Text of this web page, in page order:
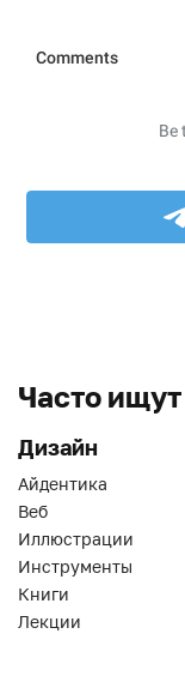
Часто ищут
Дизайн
Айдентика
Веб
Иллюстрации
Инструменты
Книги
Лекции